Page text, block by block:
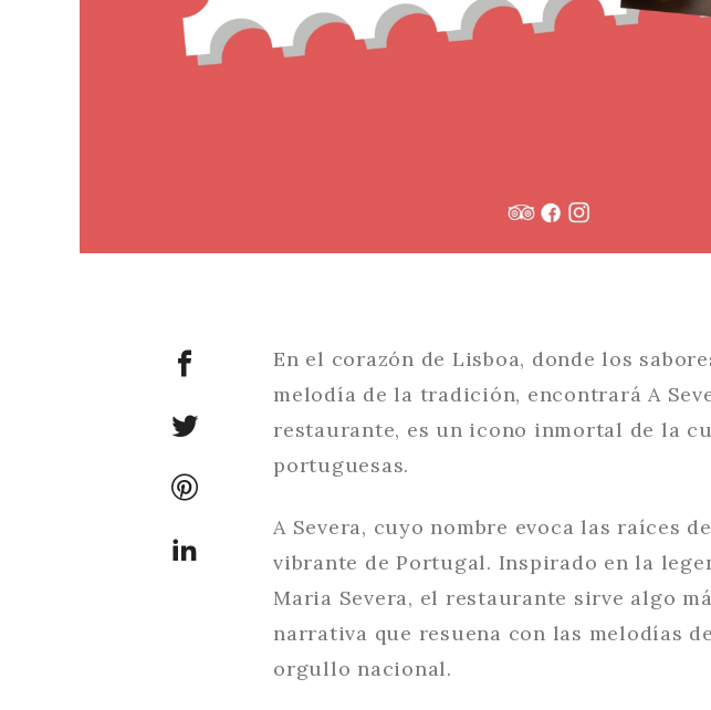
En el corazón de Lisboa, donde los
melodía de la tradición, encontrará A
restaurante, es un icono inmortal de la
portuguesas.
A Severa, cuyo nombre evoca las raíces
vibrante de Portugal. Inspirado en la
Maria Severa, el restaurante sirve algo
narrativa que resuena con las melodías
orgullo nacional.